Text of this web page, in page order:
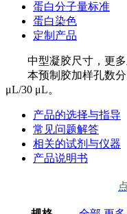
蛋白分子量标准
蛋白染色
定制产品
中型凝胶尺寸，更多
本预制胶加样孔数分
μL/30 μL。
产品的选择与指导
常见问题解答
相关的试剂与仪器
产品说明书